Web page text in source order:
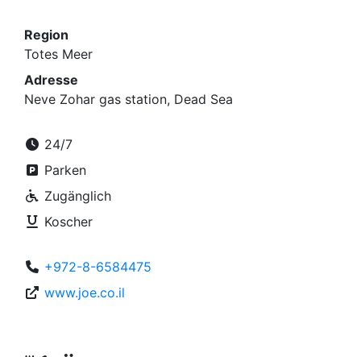
Region
Totes Meer
Adresse
Neve Zohar gas station, Dead Sea
24/7
Parken
Zugänglich
Koscher
+972-8-6584475
www.joe.co.il